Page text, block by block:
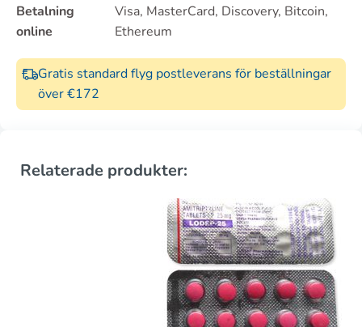
Betalning
online
Visa, MasterCard, Discovery, Bitcoin,
Ethereum
Gratis standard flyg postleverans för beställningar
över €172
Relaterade produkter: